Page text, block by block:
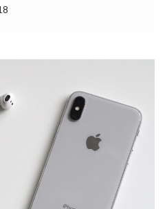
niemożliwe, bowiem nie służą